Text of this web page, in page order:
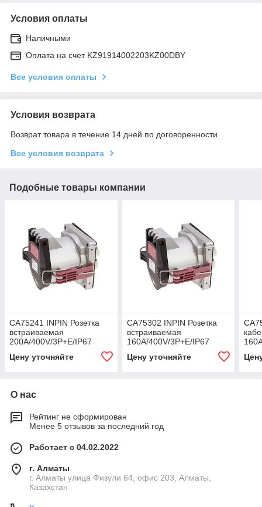
Условия оплаты
Наличными
Оплата на счет KZ91914002203KZ00DBY
Все условия оплаты
Условия возврата
Возврат товара в течение 14 дней по договоренности
Все условия возврата
Подобные товары компании
CA75241 INPIN Розетка
встраиваемая
200A/400V/3P+E/IP67
Цену уточняйте
CA75302 INPIN Розетка
встраиваемая
160A/400V/3P+E/IP67
Цену уточняйте
О нас
Рейтинг не сформирован
Менее 5 отзывов за последний год
Работает с 04.02.2022
г. Алматы
г. Алматы улица Физули 64, офис 203, Алматы,
Казахстан